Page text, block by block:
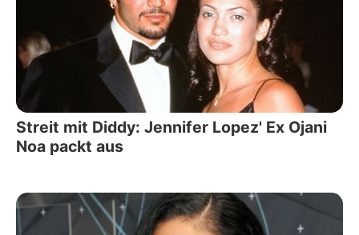
Streit mit Diddy: Jennifer Lopez' Ex Ojani
Noa packt aus